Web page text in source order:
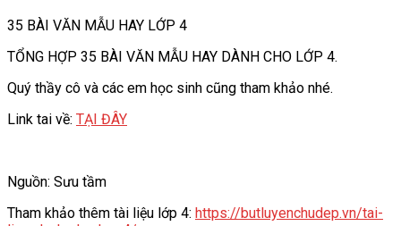
35 BÀI VĂN MẪU HAY LỚP 4
TỔNG HỢP 35 BÀI VĂN MẪU HAY DÀNH CHO LỚP 4.
Quý thầy cô và các em học sinh cũng tham khảo nhé.
Link tai về: TẠI ĐÂY
Nguồn: Sưu tầm
Tham khảo thêm tài liệu lớp 4: https://butluyenchudep.vn/tai-